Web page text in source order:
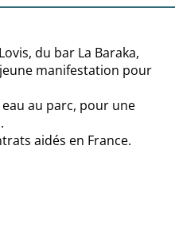
du bar La Baraka,
manifestation pour
au parc, pour une
aidés en France.